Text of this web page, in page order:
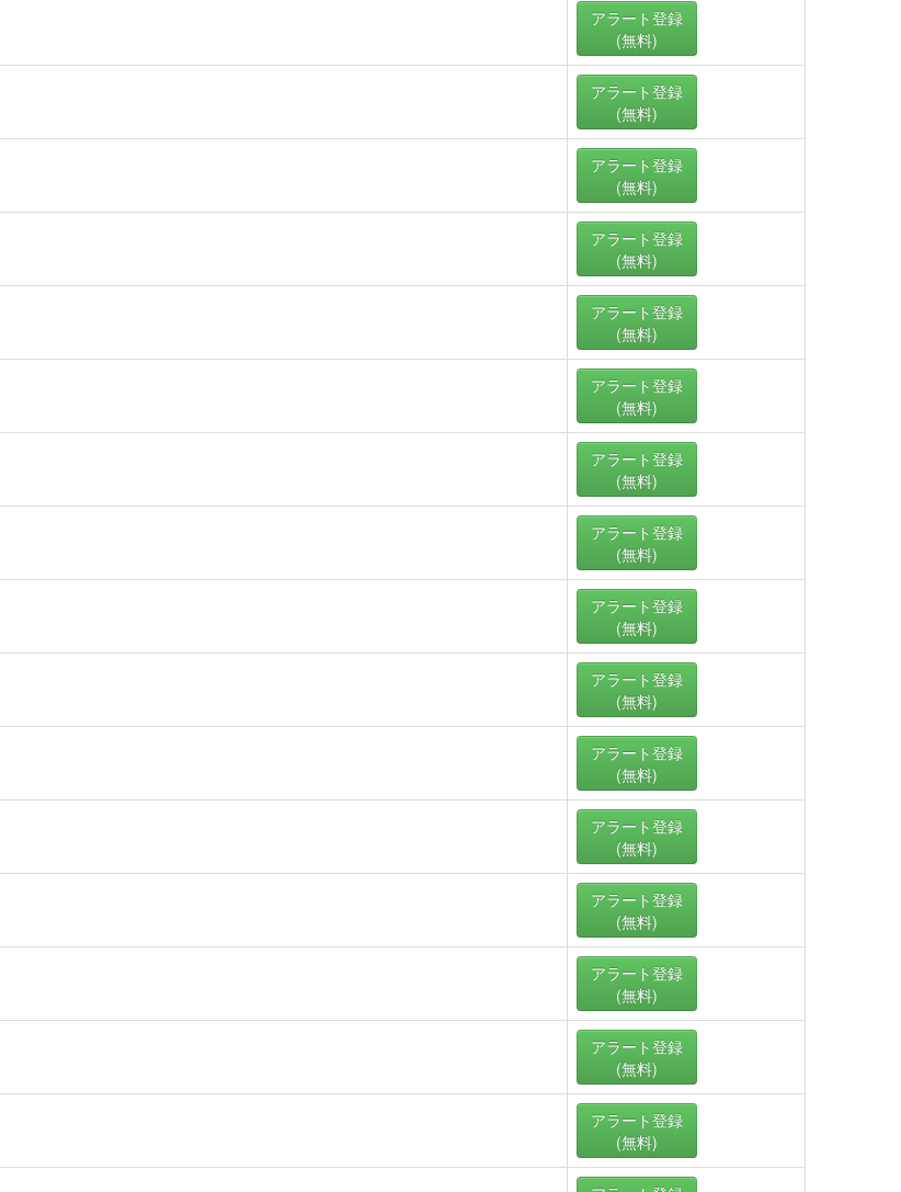
アラート登録
(無料)
アラート登録
(無料)
アラート登録
(無料)
アラート登録
(無料)
アラート登録
(無料)
アラート登録
(無料)
アラート登録
(無料)
アラート登録
(無料)
アラート登録
(無料)
アラート登録
(無料)
アラート登録
(無料)
アラート登録
(無料)
アラート登録
(無料)
アラート登録
(無料)
アラート登録
(無料)
アラート登録
(無料)